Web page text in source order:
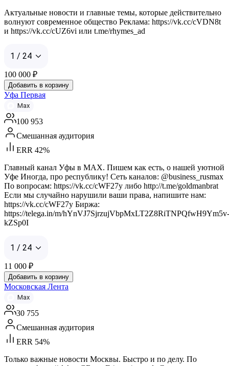
Актуальные новости и главные темы, которые действительно
волнуют современное общество Реклама: https://vk.cc/cVDN8t
и https://vk.cc/cUZ6vi или t.me/rhymes_ad
1 / 24
100 000 ₽
Добавить в корзину
Уфа Первая
Max
100 953
Смешанная аудитория
ERR 42%
Главный канал Уфы в MAX. Пишем как есть, о нашей уютной
Уфе Иногда, про республику! Сеть каналов: @business_rusmax
По вопросам: https://vk.cc/cWF27y либо http://t.me/goldmanbrat
Если мы случайно нарушили ваши права, напишите нам:
https://vk.cc/cWF27y Биржа:
https://telega.in/m/hYnVJ7SjrzujVbpMxLT2Z8RiTNPQfwH9Ym5v-
kZSp0I
1 / 24
11 000 ₽
Добавить в корзину
Московская Лента
Max
30 755
Смешанная аудитория
ERR 54%
Только важные новости Москвы. Быстро и по делу. По